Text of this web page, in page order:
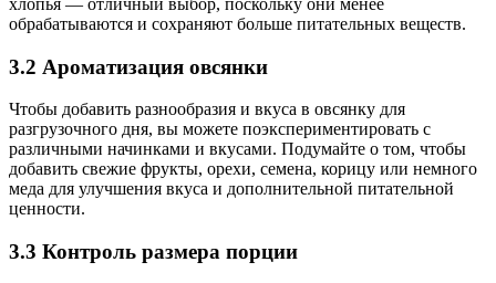
хлопья — отличный выбор, поскольку они менее
обрабатываются и сохраняют больше питательных веществ.
3.2 Ароматизация овсянки
Чтобы добавить разнообразия и вкуса в овсянку для
разгрузочного дня, вы можете поэкспериментировать с
различными начинками и вкусами. Подумайте о том, чтобы
добавить свежие фрукты, орехи, семена, корицу или немного
меда для улучшения вкуса и дополнительной питательной
ценности.
3.3 Контроль размера порции